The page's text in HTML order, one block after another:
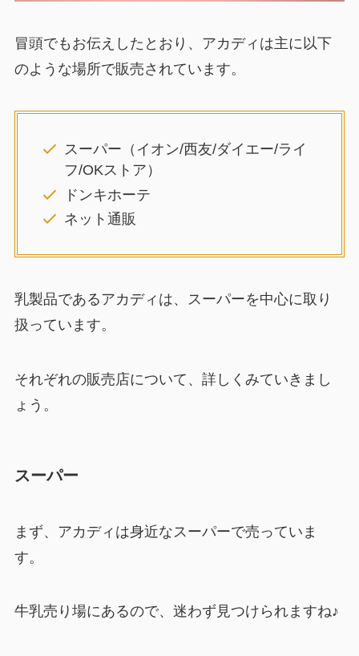
冒頭でもお伝えしたとおり、アカディは主に以下
のような場所で販売されています。
スーパー（イオン/西友/ダイエー/ライ
フ/OKストア）
ドンキホーテ
ネット通販
乳製品であるアカディは、スーパーを中心に取り
扱っています。
それぞれの販売店について、詳しくみていきまし
ょう。
スーパー
まず、アカディは身近なスーパーで売っていま
す。
牛乳売り場にあるので、迷わず見つけられますね♪